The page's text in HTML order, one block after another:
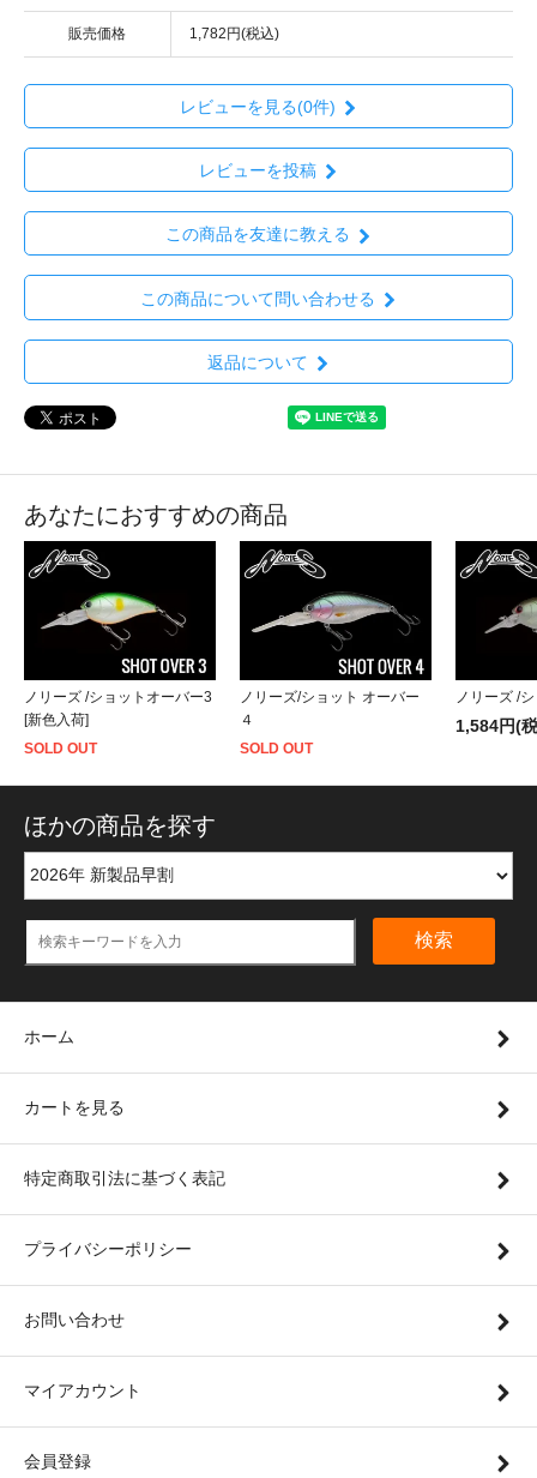
販売価格 1,782円(税込)
レビューを見る(0件)
レビューを投稿
この商品を友達に教える
この商品について問い合わせる
返品について
あなたにおすすめの商品
ノリーズ /ショットオーバー3
[新色入荷]
SOLD OUT
ノリーズ/ショット オーバー
４
SOLD OUT
ノリーズ /
1,584円(
ほかの商品を探す
検索
ホーム
カートを見る
特定商取引法に基づく表記
プライバシーポリシー
お問い合わせ
マイアカウント
会員登録